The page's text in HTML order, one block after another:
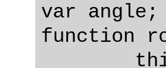
var angle;
function